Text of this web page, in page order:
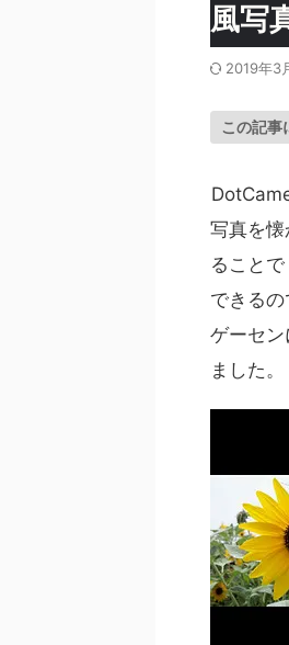
風写
2019年3
この記事
写真を
ること
できる
ゲーセ
ました。